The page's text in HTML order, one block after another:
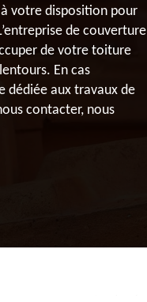
votre disposition pour
de couverture
de votre toiture
En cas
dédiée aux travaux de
contacter, nous